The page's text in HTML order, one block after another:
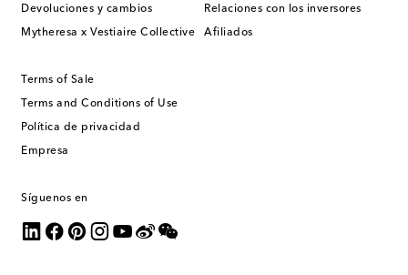
Devoluciones y cambios
Mytheresa x Vestiaire Collective
Relaciones con los inversores
Afiliados
Terms of Sale
Terms and Conditions of Use
Política de privacidad
Empresa
Síguenos en